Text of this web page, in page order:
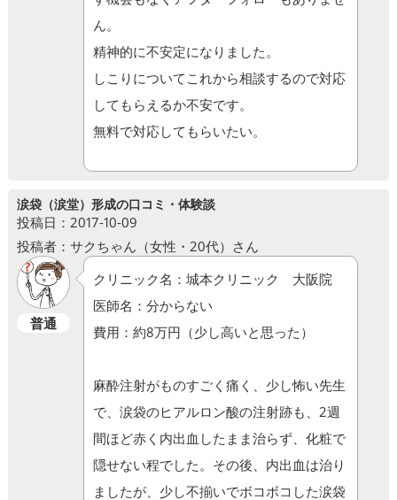
ん。
精神的に不安定になりました。
しこりについてこれから相談するので対応
してもらえるか不安です。
無料で対応してもらいたい。
涙袋（涙堂）形成の口コミ・体験談
投稿日：2017-10-09
投稿者：サクちゃん（女性・20代）さん
普通
クリニック名：城本クリニック 大阪院
医師名：分からない
費用：約8万円（少し高いと思った）
麻酔注射がものすごく痛く、少し怖い先生
で、涙袋のヒアルロン酸の注射跡も、2週
間ほど赤く内出血したまま治らず、化粧で
隠せない程でした。その後、内出血は治り
ましたが、少し不揃いでボコボコした涙袋